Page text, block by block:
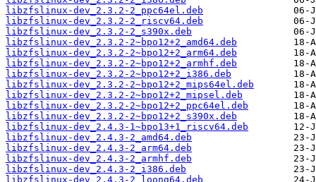
libzfslinux-dev_2.3.2-2_ppc64el.deb
libzfslinux-dev_2.3.2-2_riscv64.deb
libzfslinux-dev_2.3.2-2_s390x.deb
libzfslinux-dev_2.3.2-2~bpo12+2_amd64.deb
libzfslinux-dev_2.3.2-2~bpo12+2_arm64.deb
libzfslinux-dev_2.3.2-2~bpo12+2_armhf.deb
libzfslinux-dev_2.3.2-2~bpo12+2_i386.deb
libzfslinux-dev_2.3.2-2~bpo12+2_mips64el.deb
libzfslinux-dev_2.3.2-2~bpo12+2_mipsel.deb
libzfslinux-dev_2.3.2-2~bpo12+2_ppc64el.deb
libzfslinux-dev_2.3.2-2~bpo12+2_s390x.deb
libzfslinux-dev_2.4.3-1~bpo13+1_riscv64.deb
libzfslinux-dev_2.4.3-2_amd64.deb
libzfslinux-dev_2.4.3-2_arm64.deb
libzfslinux-dev_2.4.3-2_armhf.deb
libzfslinux-dev_2.4.3-2_i386.deb
libzfslinux-dev_2.4.3-2_loong64.deb